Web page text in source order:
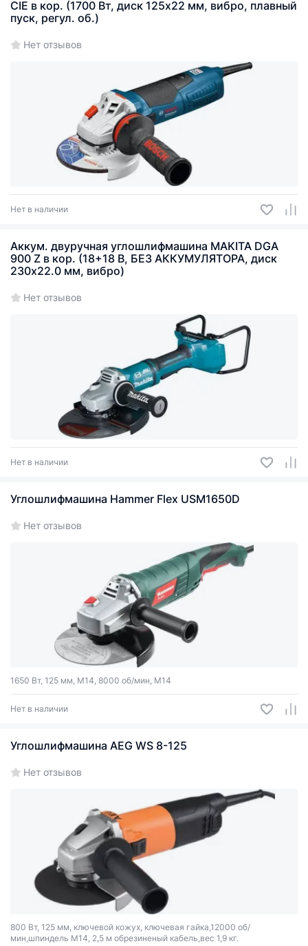
CIE в кор. (1700 Вт, диск 125х22 мм, вибро, плавный
пуск, регул. об.)
Нет отзывов
Нет в наличии
Аккум. двуручная углошлифмашина MAKITA DGA
900 Z в кор. (18+18 В, БЕЗ АККУМУЛЯТОРА, диск
230х22.0 мм, вибро)
Нет отзывов
Нет в наличии
Углошлифмашина Hammer Flex USM1650D
Нет отзывов
1650 Вт, 125 мм, М14, 8000 об/мин, М14
Нет в наличии
Углошлифмашина AEG WS 8-125
Нет отзывов
800 Вт, 125 мм, ключевой кожух, ключевая гайка,12000 об/
мин,шпиндель М14, 2,5 м обрезиненый кабель,вес 1,9 кг.